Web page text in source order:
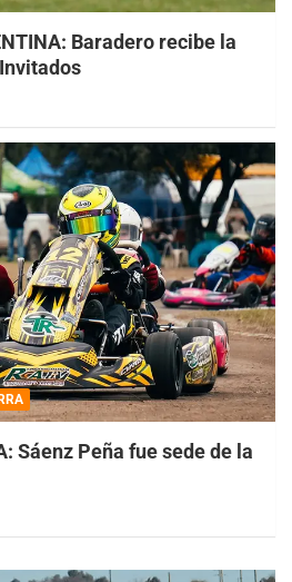
Baradero recibe la
Sáenz Peña fue sede de la